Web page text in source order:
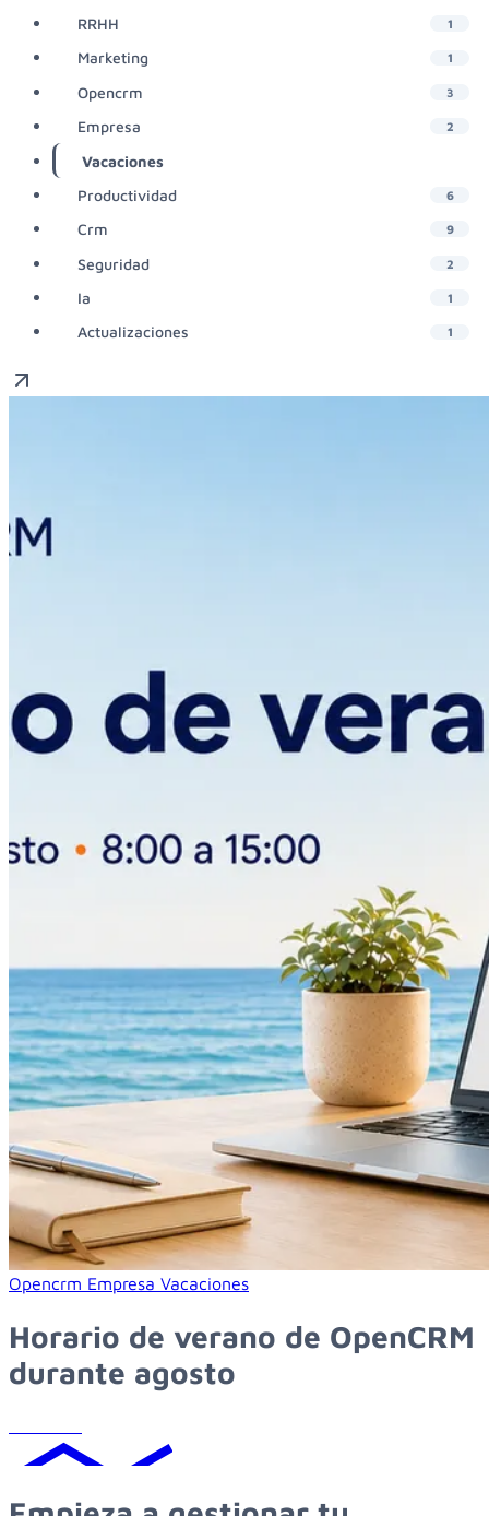
RRHH 1
Marketing 1
Opencrm 3
Empresa 2
Vacaciones
Productividad 6
Crm 9
Seguridad 2
Ia 1
Actualizaciones 1
Learn more about horario de verano de opencrm durante
Opencrm Empresa Vacaciones
Horario de verano de OpenCRM
durante agosto